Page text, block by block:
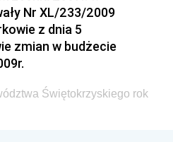
Dyrektora Archiwów
Finansów, Inwestycji i
Klimatu
Nr XL/233/2009
z dnia 5
zmian w budżecie
Świętokrzyskiego rok